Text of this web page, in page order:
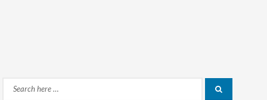
Search